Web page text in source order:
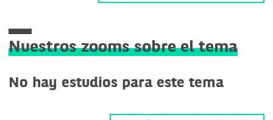
Nuestros zooms sobre el tema
No hay estudios para este tema